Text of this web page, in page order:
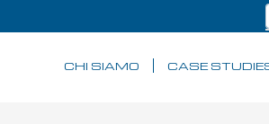
CHI SIAMO CASE